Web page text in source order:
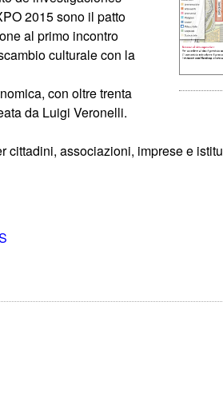
2015 sono il patto
al primo incontro
culturale con la
con oltre trenta
da Luigi Veronelli.
cittadini, associazioni, imprese e